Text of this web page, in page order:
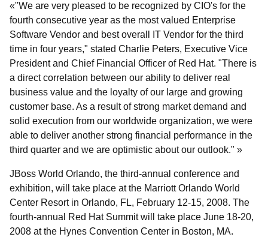
"We are very pleased to be recognized by CIO's for the
fourth consecutive year as the most valued Enterprise
Software Vendor and best overall IT Vendor for the third
time in four years," stated Charlie Peters, Executive Vice
President and Chief Financial Officer of Red Hat. "There is
a direct correlation between our ability to deliver real
business value and the loyalty of our large and growing
customer base. As a result of strong market demand and
solid execution from our worldwide organization, we were
able to deliver another strong financial performance in the
third quarter and we are optimistic about our outlook."
JBoss World Orlando, the third-annual conference and
exhibition, will take place at the Marriott Orlando World
Center Resort in Orlando, FL, February 12-15, 2008. The
fourth-annual Red Hat Summit will take place June 18-20,
2008 at the Hynes Convention Center in Boston, MA.